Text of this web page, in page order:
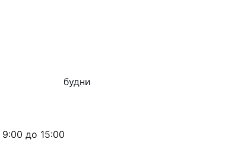
будни
9:00 до 15:00